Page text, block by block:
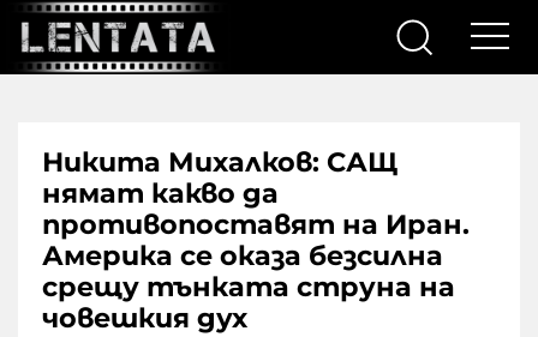
Никита Михалков: САЩ
нямат какво да
противопоставят на Иран.
Америка се оказа безсилна
срещу тънката струна на
човешкия дух